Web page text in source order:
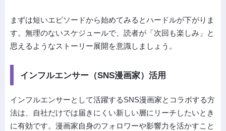
まずは短いエピソードから始めてみるとハードルが下がりま
す。無理のないスケジュールで、読者が「次回も楽しみ」と
思えるようなストーリー展開を意識しましょう。
インフルエンサー（SNS漫画家）活用
インフルエンサーとして活躍するSNS漫画家とコラボする方
法は、自社だけでは届きにくい新しい層にリーチしたいとき
に有効です。漫画家自身のフォロワーや影響力を活かすこと